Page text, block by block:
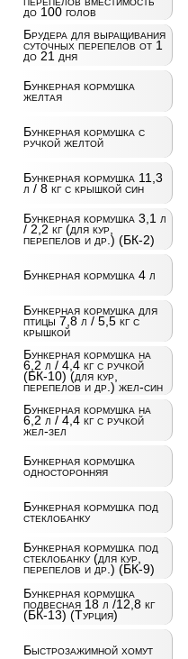
до 100 голов
Брудера для выращивания
суточных перепелов от 1
до 21 дня
Бункерная кормушка
желтая
Бункерная кормушка с
ручкой желтой
Бункерная кормушка 11,3
л / 8 кг с крышкой син
Бункерная кормушка 3,1 л
/ 2,2 кг (для кур,
перепелов и др.) (БК-2)
Бункерная кормушка 4 л
Бункерная кормушка для
птицы 7,8 л / 5,5 кг с
крышкой
Бункерная кормушка на
6,2 л / 4,4 кг с ручкой
(БК-10) (для кур,
перепелов и др.) жел-син
Бункерная кормушка на
6,2 л / 4,4 кг с ручкой
жел-зел
Бункерная кормушка
односторонняя
Бункерная кормушка под
стеклобанку
Бункерная кормушка под
стеклобанку (для кур,
перепелов и др.) (БК-9)
Бункерная кормушка
подвесная 18 л /12,8 кг
(БК-13) (Турция)
Быстрозажимной хомут